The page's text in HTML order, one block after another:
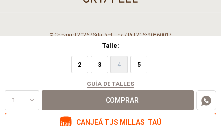
Talle:
2 3 4 5
GUÍA DE TALLES
1 COMPRAR
CANJEÁ TUS MILLAS ITAÚ
© Copyright 2026 / Srta Peel Ltda / Rut 216390860017